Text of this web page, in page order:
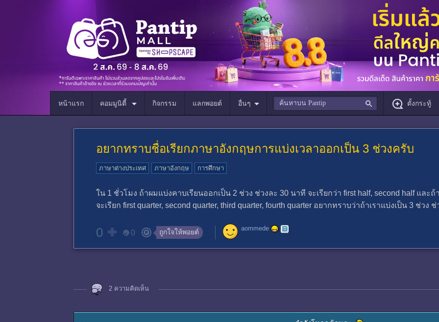
หน้าแรก คอมมูนิตี้ กิจกรรม แลกพอยต์ อื่นๆ ตั้งกระทู้
อยากทราบชื่อเรียกภาษาอังกฤษการแบ่งเวลาออกเป็น 3 ช่วงครับ
ภาษาต่างประเทศ ภาษาอังกฤษ การศึกษา
ใน 1 ชั่วโมง ถ้าผมแบ่งคาบเรียนออกเป็น 2 ช่วง ช่วงละ 30 นาที จะเรียกว่า first half, second half และ
จะเรียก first quarter, second quarter, third quarter, fourth quarter อยากทราบว่าถ้าเราแบ่งเป็น 3 ช่วง
0 0 ถูกใจให้พอยต์ aommede
2 ความคิดเห็น